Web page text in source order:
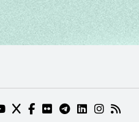
DO NIC.BR (ABRE EM
TWITTER DO NIC.BR
FACEBOOK DO NIC.BR
FLICKR DO NIC.BR
TELEGRAM DO
LINKEDINRSS